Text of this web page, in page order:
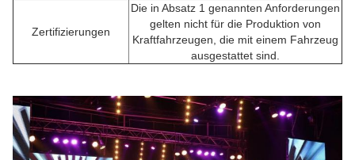
Zertifizierungen
Die in Absatz 1 genannten Anforderungen
gelten nicht für die Produktion von
Kraftfahrzeugen, die mit einem Fahrzeug
ausgestattet sind.